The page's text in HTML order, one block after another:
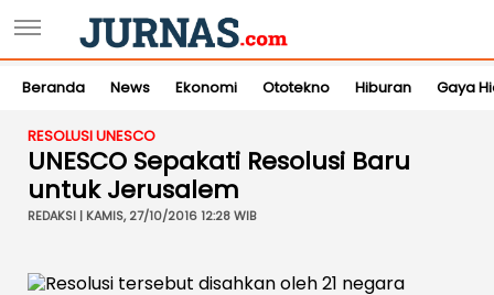
Beranda News Ekonomi Ototekno Hiburan Gaya
RESOLUSI UNESCO
UNESCO Sepakati Resolusi Baru
untuk Jerusalem
REDAKSI | KAMIS, 27/10/2016 12:28 WIB